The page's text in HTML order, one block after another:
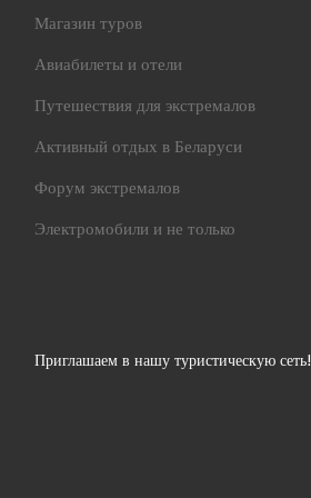
Магазин туров
Авиабилеты и отели
Путешествия для экстремалов
Активный отдых в Беларуси
Форум экстремалов
Электромобили и не только
Приглашаем в нашу туристическую сеть!